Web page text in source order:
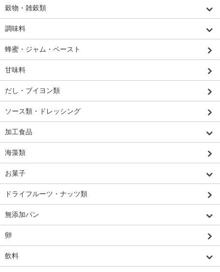
穀物・雑穀類
調味料
蜂蜜・ジャム・ペースト
甘味料
だし・ブイヨン類
ソース類・ドレッシング
加工食品
海藻類
お菓子
ドライフルーツ・ナッツ類
無添加パン
卵
飲料